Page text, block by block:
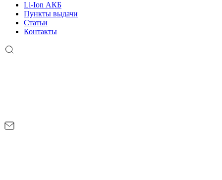
Li-Ion АКБ
Пункты выдачи
Статьи
Контакты